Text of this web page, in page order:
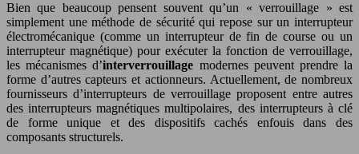
Bien que beaucoup pensent souvent qu’un « verrouillage » est
simplement une méthode de sécurité qui repose sur un interrupteur
électromécanique (comme un interrupteur de fin de course ou un
interrupteur magnétique) pour exécuter la fonction de verrouillage,
les mécanismes d’interverrouillage modernes peuvent prendre la
forme d’autres capteurs et actionneurs. Actuellement, de nombreux
fournisseurs d’interrupteurs de verrouillage proposent entre autres
des interrupteurs magnétiques multipolaires, des interrupteurs à clé
de forme unique et des dispositifs cachés enfouis dans des
composants structurels.